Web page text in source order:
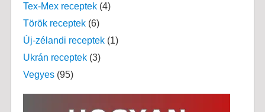
Tex-Mex receptek(4)
Török receptek(6)
Új-zélandi receptek(1)
Ukrán receptek(3)
Vegyes(95)